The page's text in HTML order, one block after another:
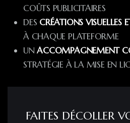
COÛTS PUBLICITAIRES
DES CRÉATIONS VISUELLES
À CHAQUE PLATEFORME
UNACCOMPAGNEMENT
STRATÉGIE À LA MISE EN
FAITES DÉCOLLER